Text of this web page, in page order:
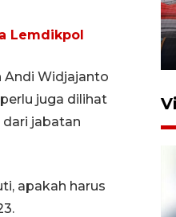
Lemdikpol
Andi Widjajanto
juga dilihat
dari jabatan
apakah harus